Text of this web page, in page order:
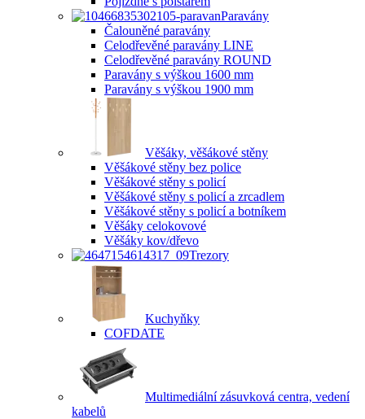
Paravány
Čalouněné paravány
Celodřevěné paravány LINE
Celodřevěné paravány ROUND
Paravány s výškou 1600 mm
Paravány s výškou 1900 mm
Věšáky, věšákové stěny
Věšákové stěny bez police
Věšákové stěny s policí
Věšákové stěny s policí a zrcadlem
Věšákové stěny s policí a botníkem
Věšáky celokovové
Věšáky kov/dřevo
Trezory
Kuchyňky
COFDATE
Multimediální zásuvková centra, vedení
kabelů